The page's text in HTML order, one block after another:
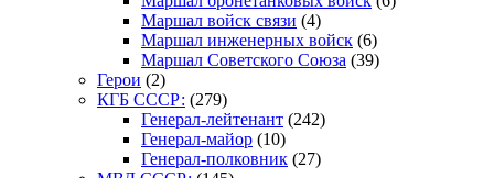
Маршал войск связи (4)
Маршал инженерных войск (6)
Маршал Советского Союза (39)
Герои (2)
КГБ СССР: (279)
Генерал-лейтенант (242)
Генерал-майор (10)
Генерал-полковник (27)